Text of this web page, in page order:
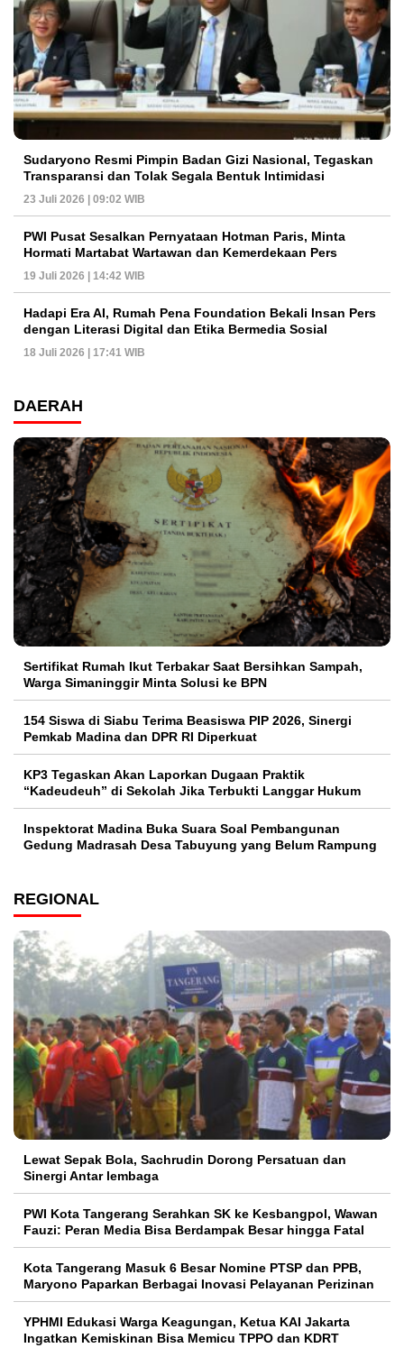
Sudaryono Resmi Pimpin Badan Gizi Nasional, Tegaskan
Transparansi dan Tolak Segala Bentuk Intimidasi
23 Juli 2026 | 09:02 WIB
PWI Pusat Sesalkan Pernyataan Hotman Paris, Minta
Hormati Martabat Wartawan dan Kemerdekaan Pers
19 Juli 2026 | 14:42 WIB
Hadapi Era AI, Rumah Pena Foundation Bekali Insan Pers
dengan Literasi Digital dan Etika Bermedia Sosial
18 Juli 2026 | 17:41 WIB
DAERAH
Sertifikat Rumah Ikut Terbakar Saat Bersihkan Sampah,
Warga Simaninggir Minta Solusi ke BPN
154 Siswa di Siabu Terima Beasiswa PIP 2026, Sinergi
Pemkab Madina dan DPR RI Diperkuat
KP3 Tegaskan Akan Laporkan Dugaan Praktik
“Kadeudeuh” di Sekolah Jika Terbukti Langgar Hukum
Inspektorat Madina Buka Suara Soal Pembangunan
Gedung Madrasah Desa Tabuyung yang Belum Rampung
REGIONAL
Lewat Sepak Bola, Sachrudin Dorong Persatuan dan
Sinergi Antar lembaga
PWI Kota Tangerang Serahkan SK ke Kesbangpol, Wawan
Fauzi: Peran Media Bisa Berdampak Besar hingga Fatal
Kota Tangerang Masuk 6 Besar Nomine PTSP dan PPB,
Maryono Paparkan Berbagai Inovasi Pelayanan Perizinan
YPHMI Edukasi Warga Keagungan, Ketua KAI Jakarta
Ingatkan Kemiskinan Bisa Memicu TPPO dan KDRT